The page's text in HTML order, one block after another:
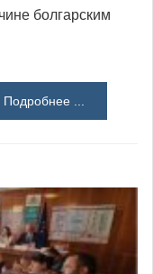
болгарским
Подробнее ...